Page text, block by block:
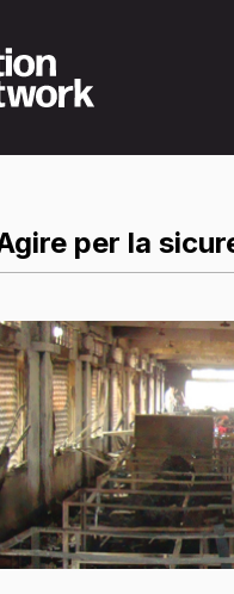
per la